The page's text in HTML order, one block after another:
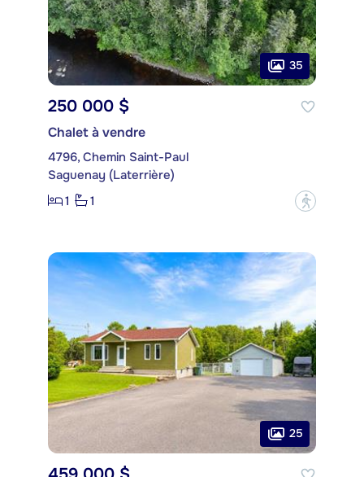
35
250 000 $
Chalet à vendre
4796, Chemin Saint-Paul
Saguenay (Laterrière)
1
1 ?
25